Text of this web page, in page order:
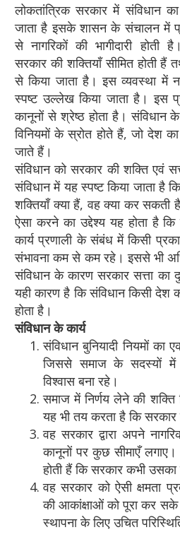
लोकतांत्रिक सरकार में संविधान
जाता है इसके शासन के संचालन में
से नागरिकों की भागीदारी होती
सरकार की शक्तियाँ सीमित होती
से किया जाता है। इस व्यवस्था में
स्पष्ट उल्लेख किया जाता है। इस
कानूनों से श्रेष्ठ होता है। संविधान
विनियमों के स्रोत होते हैं, जो देश
जाते हैं।
संविधान को सरकार की शक्ति एवं
संविधान में यह स्पष्ट किया जाता है
शक्तियाँ क्या हैं, वह क्या कर सकती
ऐसा करने का उद्देश्य यह होता है
कार्य प्रणाली के संबंध में किसी
संभावना कम से कम रहे। इससे भी
संविधान के कारण सरकार सत्ता का
यही कारण है कि संविधान किसी देश
होता है।
संविधान के कार्य
संविधान बुनियादी नियमों
जिससे समाज के सदस्यों
विश्वास बना रहे।
समाज में निर्णय लेने की शक्ति
यह भी तय करता है कि सरकार
वह सरकार द्वारा अपने
कानूनों पर कुछ सीमाएँ
होती हैं कि सरकार कभी
वह सरकार को ऐसी क्षमता
की आकांक्षाओं को पूरा कर
स्थापना के लिए उचित